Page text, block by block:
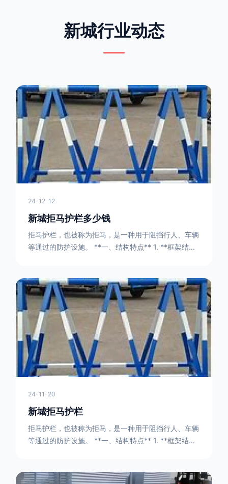
新城行业动态
24-12-12
新城拒马护栏多少钱
拒马护栏，也被称为拒马，是一种用于阻挡行人、车辆
等通过的防护设施。 **一、结构特点** 1. **框架结构
方形的框架组合。这些框架相互连接，形成一个稳定的
结构，能够承受一定的冲击力。例如，在一些临时交通
管制的现场，三角形框架的拒马护栏可以很方便地拼接
在一起，像一个个小的三角锥形状的结构单
24-11-20
新城拒马护栏
拒马护栏，也被称为拒马，是一种用于阻挡行人、车辆
等通过的防护设施。 **一、结构特点** 1. **框架结构
方形的框架组合。这些框架相互连接，形成一个稳定的